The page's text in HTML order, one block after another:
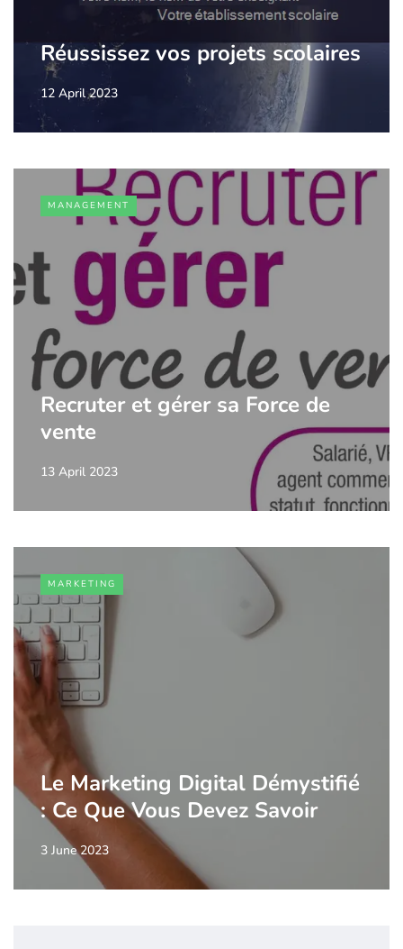
Réussissez vos projets scolaires
12 April 2023
MANAGEMENT
Recruter et gérer sa Force de
vente
13 April 2023
MARKETING
Le Marketing Digital Démystifié
: Ce Que Vous Devez Savoir
3 June 2023